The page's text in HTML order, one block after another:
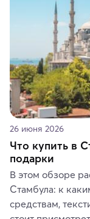
26 июня 2026
Что купить в
подарки
В этом обзоре
Стамбула: к
средствам,